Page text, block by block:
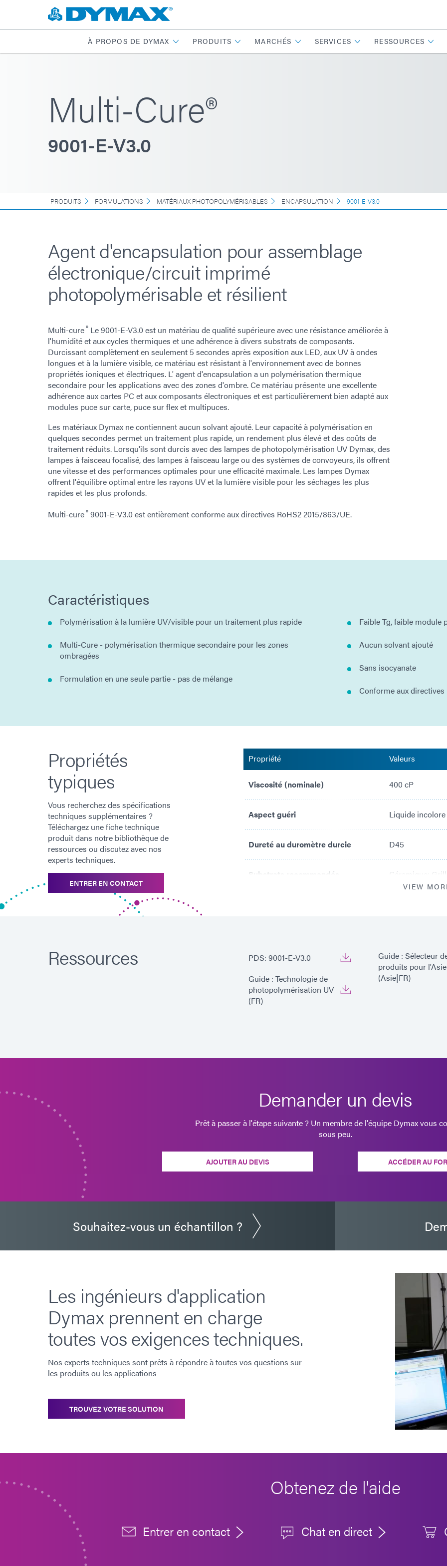
À PROPOS DE DYMAX PRODUITS MARCHÉS SERVICES RESSOURCES
Multi-Cure®
9001-E-V3.0
PRODUITS FORMULATIONS MATÉRIAUX PHOTOPOLYMÉRISABLES ENCAPSULATION 9001-E-V3.0
Agent d'encapsulation pour assemblage
électronique/circuit imprimé
photopolymérisable et résilient
Multi-cure® Le 9001-E-V3.0 est un matériau de qualité supérieure avec une résistance améliorée à
l'humidité et aux cycles thermiques et une adhérence à divers substrats de composants.
Durcissant complètement en seulement 5 secondes après exposition aux LED, aux UV à ondes
longues et à la lumière visible, ce matériau est résistant à l'environnement avec de bonnes
propriétés ioniques et électriques. L' agent d'encapsulation a un polymérisation thermique
secondaire pour les applications avec des zones d'ombre. Ce matériau présente une excellente
adhérence aux cartes PC et aux composants électroniques et est particulièrement bien adapté aux
modules puce sur carte, puce sur flex et multipuces.
Les matériaux Dymax ne contiennent aucun solvant ajouté. Leur capacité à polymérisation en
quelques secondes permet un traitement plus rapide, un rendement plus élevé et des coûts de
traitement réduits. Lorsqu'ils sont durcis avec des lampes de photopolymérisation UV Dymax, des
lampes à faisceau focalisé, des lampes à faisceau large ou des systèmes de convoyeurs, ils offrent
une vitesse et des performances optimales pour une efficacité maximale. Les lampes Dymax
offrent l'équilibre optimal entre les rayons UV et la lumière visible pour les séchages les plus
rapides et les plus profonds.
Multi-cure® 9001-E-V3.0 est entièrement conforme aux directives RoHS2 2015/863/UE.
Caractéristiques
Polymérisation à la lumière UV/visible pour un traitement plus rapide
Multi-Cure - polymérisation thermique secondaire pour les zones
ombragées
Formulation en une seule partie - pas de mélange
Faible Tg, faible module
Aucun solvant ajouté
Sans isocyanate
Conforme aux
Propriétés
typiques
Vous recherchez des spécifications
techniques supplémentaires ?
Téléchargez une fiche technique
produit dans notre bibliothèque de
ressources ou discutez avec nos
experts techniques.
ENTRER EN CONTACT
Propriété Valeurs
Viscosité (nominale) 400 cP
Aspect guéri Liquide incolore
Dureté au duromètre durcie D45
Substrats recommandés Céramique;
VIEW
Ressources
PDS: 9001-E-V3.0
Guide : Technologie de
photopolymérisation UV
(FR)
Guide : Sélecteur
produits pour l'Asie
(Asie|FR)
Demander un devis
Prêt à passer à l'étape suivante ? Un membre de l'équipe Dymax vous
sous peu.
AJOUTER AU DEVIS ACCÉDER AU
Souhaitez-vous un échantillon ?
Les ingénieurs d'application
Dymax prennent en charge
toutes vos exigences techniques.
Nos experts techniques sont prêts à répondre à toutes vos questions sur
les produits ou les applications
TROUVEZ VOTRE SOLUTION
Obtenez de l'aide
Entrer en contact Chat en direct